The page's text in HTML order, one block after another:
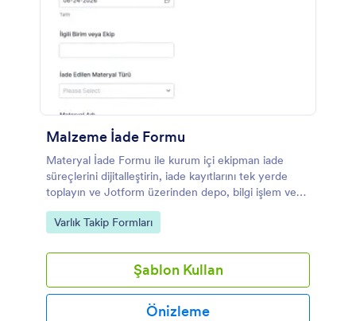
Malzeme İade Formu
Materyal İade Formu ile kurum içi ekipman iade
süreçlerini dijitalleştirin, iade kayıtlarını tek yerde
toplayın ve Jotform üzerinden depo, bilgi işlem veya
operasyon ekipleri için takip edilebilir bir süreç
oluşturun.
Go to Category:
Varlık Takip Formları
Şablon Kullan
Önizleme